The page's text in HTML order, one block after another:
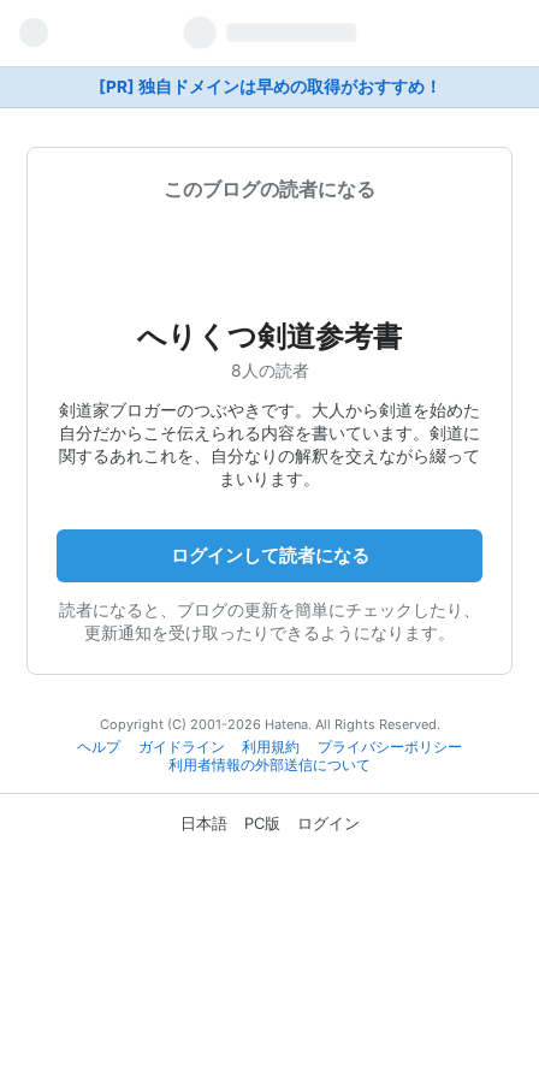
[PR] 独自ドメインは早めの取得がおすすめ！
このブログの読者になる
へりくつ剣道参考書
8人の読者
剣道家ブロガーのつぶやきです。大人から剣道を始めた
自分だからこそ伝えられる内容を書いています。剣道に
関するあれこれを、自分なりの解釈を交えながら綴って
まいります。
ログインして読者になる
読者になると、ブログの更新を簡単にチェックしたり、
更新通知を受け取ったりできるようになります。
Copyright (C) 2001-2026 Hatena. All Rights Reserved.
ヘルプ
ガイドライン 利用規約
プライバシーポリシー
利用者情報の外部送信について
日本語 PC版 ログイン